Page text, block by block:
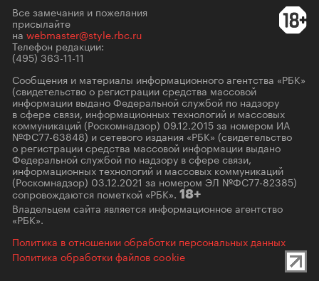
Все замечания и пожелания
присылайте
на webmaster@style.rbc.ru
Телефон редакции:
(495) 363-11-11
Сообщения и материалы информационного агентства «РБК»
(свидетельство о регистрации средства массовой
информации выдано Федеральной службой по надзору
в сфере связи, информационных технологий и массовых
коммуникаций (Роскомнадзор) 09.12.2015 за номером ИА
№ФС77-63848) и сетевого издания «РБК» (свидетельство
о регистрации средства массовой информации выдано
Федеральной службой по надзору в сфере связи,
информационных технологий и массовых коммуникаций
(Роскомнадзор) 03.12.2021 за номером ЭЛ №ФС77-82385)
сопровождаются пометкой «РБК». 18+
Владельцем сайта является информационное агентство
«РБК».
Политика в отношении обработки персональных данных
Политика обработки файлов cookie